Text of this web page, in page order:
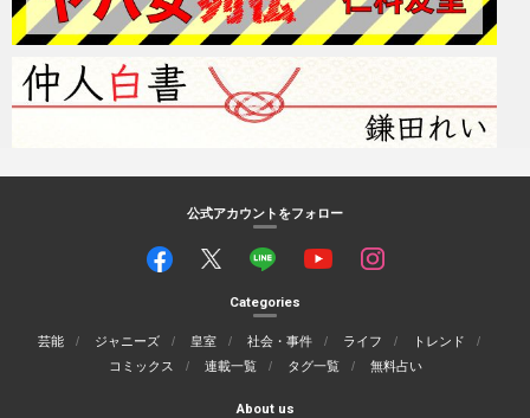
公式アカウントをフォロー
Categories
芸能 ジャニーズ 皇室 社会・事件 ライフ
トレンド
コミックス
連載一覧 タグ一覧 無料占い
About us